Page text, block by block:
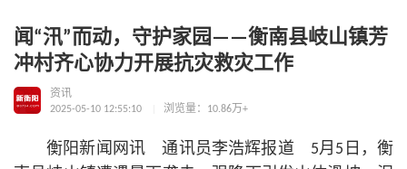
闻“汛”而动，守护家园——衡南县岐山镇芳
冲村齐心协力开展抗灾救灾工作
资讯
2025-05-10 12:55:10
浏览量：10.86万+
衡阳新闻网讯 通讯员李浩辉报道 5月5日，衡